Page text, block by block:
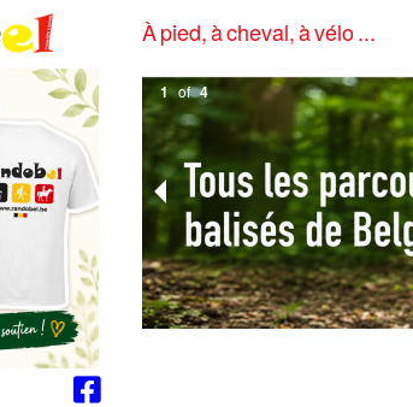
À pied, à cheval, à vélo ...
2 of 4